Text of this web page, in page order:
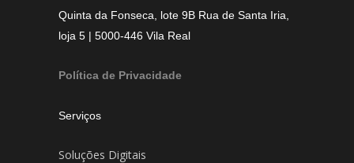
Quinta da Fonseca, lote 9B Rua de Santa Iria,
loja 5 | 5000-446 Vila Real
Política de Privacidade
Serviços
Soluções Digitais